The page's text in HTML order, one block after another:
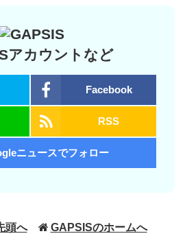
アカウントなど
Facebook
RSS
ニュースでフォロー
頭へ GAPSISのホームへ